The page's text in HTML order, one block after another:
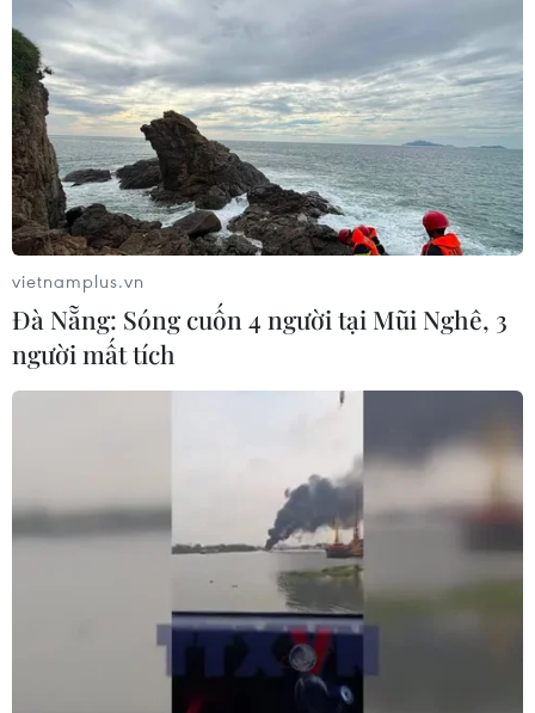
vietnamplus.vn
Đà Nẵng: Sóng cuốn 4 người tại Mũi Nghê, 3
người mất tích